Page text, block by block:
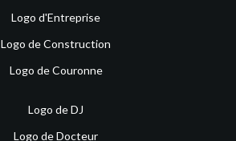
Logo d'Entreprise
Logo de Construction
Logo de Couronne
Logo de DJ
Logo de Docteur